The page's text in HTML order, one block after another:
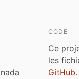
CODE
Ce
les
GitHub.